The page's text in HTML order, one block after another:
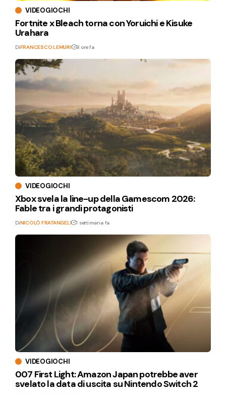
VIDEOGIOCHI
Fortnite x Bleach torna con Yoruichi e Kisuke
Urahara
DiFRANCESCO LEMURI 8 ore fa
VIDEOGIOCHI
Xbox svela la line-up della Gamescom 2026:
Fable tra i grandi protagonisti
DiNICOLÒ FRATANGELI 1 settimana fa
VIDEOGIOCHI
007 First Light: Amazon Japan potrebbe aver
svelato la data di uscita su Nintendo Switch 2